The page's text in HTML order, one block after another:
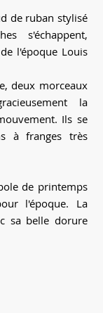
de ruban stylisé
s'échappent,
l'époque Louis
deux morceaux
la
Ils se
à franges très
de printemps
l'époque. La
sa belle dorure